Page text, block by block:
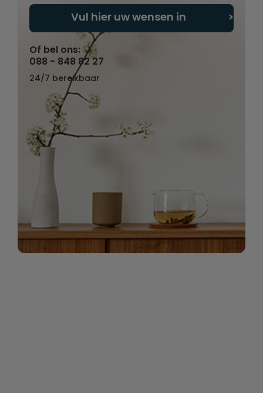
Vul hier uw wensen in
Of bel ons:
088 - 848 82 27
24/7 bereikbaar